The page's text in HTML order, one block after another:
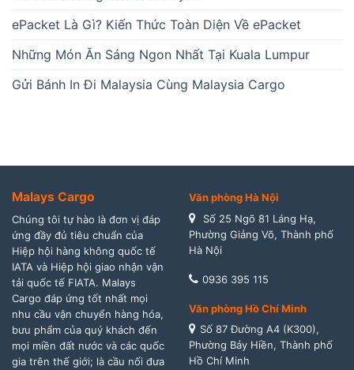
ePacket Là Gì? Kiến Thức Toàn Diện Về ePacket
Những Món Ăn Sáng Ngon Nhất Tại Kuala Lumpur
Gửi Bánh In Đi Malaysia Cùng Malaysia Cargo
Malays Cargo
Chúng tôi tự hào là đơn vị đáp
ứng đầy đủ tiêu chuẩn của
Hiệp hội hàng không quốc tế
IATA và Hiệp hội giao nhận vận
tải quốc tế FIATA. Malays
Cargo đáp ứng tốt nhất mọi
nhu cầu vận chuyển hàng hóa,
bưu phẩm của quý khách đến
mọi miền đất nước và các quốc
gia trên thế giới; là cầu nối đưa
Văn phòng Hà Nội
Số 25 Ngõ 81 Láng Hạ,
Phường Giảng Võ, Thành phố
Hà Nội
0936 395 115
Văn phòng Hồ Chí Minh
Số 87 Đường A4 (K300),
Phường Bảy Hiền, Thành phố
Hồ Chí Minh